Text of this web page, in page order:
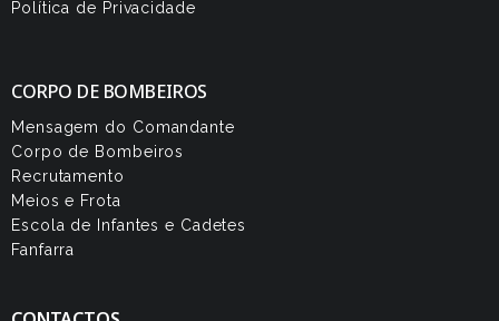
Política de Privacidade
CORPO DE BOMBEIROS
Mensagem do Comandante
Corpo de Bombeiros
Recrutamento
Meios e Frota
Escola de Infantes e Cadetes
Fanfarra